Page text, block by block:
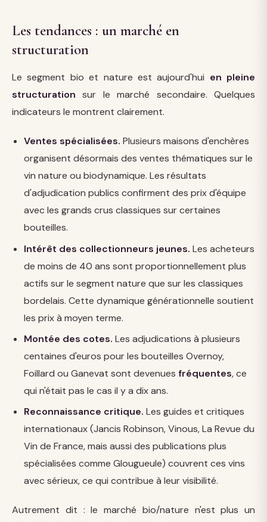
Les tendances : un marché en
structuration
Le segment bio et nature est aujourd'hui en pleine
structuration sur le marché secondaire. Quelques
indicateurs le montrent clairement.
Ventes spécialisées. Plusieurs maisons d'enchères
organisent désormais des ventes thématiques sur le
vin nature ou biodynamique. Les résultats
d'adjudication publics confirment des prix d'équipe
avec les grands crus classiques sur certaines
bouteilles.
Intérêt des collectionneurs jeunes. Les acheteurs
de moins de 40 ans sont proportionnellement plus
actifs sur le segment nature que sur les classiques
bordelais. Cette dynamique générationnelle soutient
les prix à moyen terme.
Montée des cotes. Les adjudications à plusieurs
centaines d'euros pour les bouteilles Overnoy,
Foillard ou Ganevat sont devenues fréquentes, ce
qui n'était pas le cas il y a dix ans.
Reconnaissance critique. Les guides et critiques
internationaux (Jancis Robinson, Vinous, La Revue du
Vin de France, mais aussi des publications plus
spécialisées comme Glougueule) couvrent ces vins
avec sérieux, ce qui contribue à leur visibilité.
Autrement dit : le marché bio/nature n'est plus un